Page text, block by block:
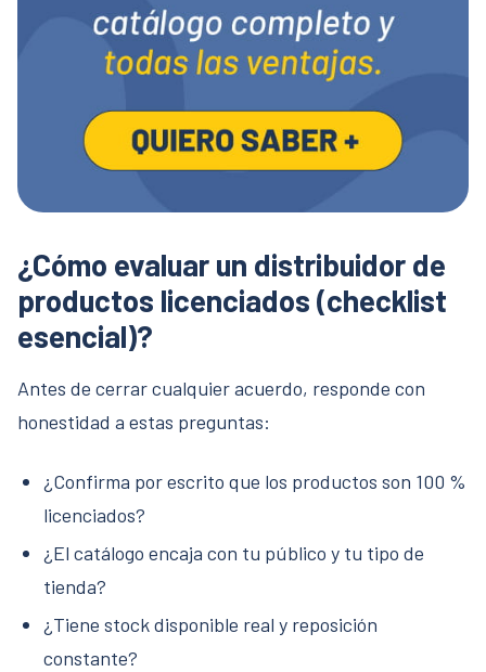
¿Cómo evaluar un distribuidor de
productos licenciados (checklist
esencial)?
Antes de cerrar cualquier acuerdo, responde con
honestidad a estas preguntas:
¿Confirma por escrito que los productos son 100 %
licenciados?
¿El catálogo encaja con tu público y tu tipo de
tienda?
¿Tiene stock disponible real y reposición
constante?